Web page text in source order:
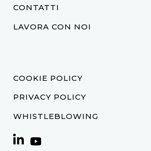
CONTATTI
LAVORA CON NOI
COOKIE POLICY
PRIVACY POLICY
WHISTLEBLOWING